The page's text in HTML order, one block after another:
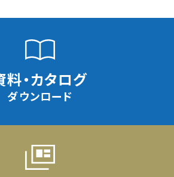
料・カタログ
ダウンロード